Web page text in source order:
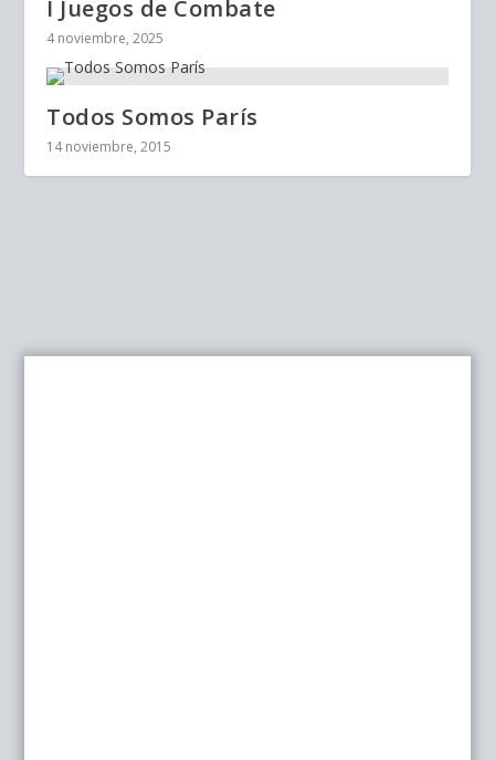
I Juegos de Combate
4 noviembre, 2025
Todos Somos París
14 noviembre, 2015